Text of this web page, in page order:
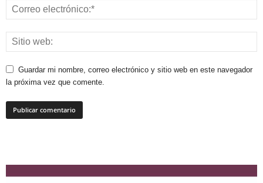
Guardar mi nombre, correo electrónico y sitio web en este navegador
la próxima vez que comente.